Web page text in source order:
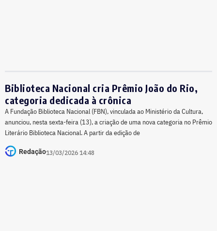
Biblioteca Nacional cria Prêmio João do Rio,
categoria dedicada à crônica
A Fundação Biblioteca Nacional (FBN), vinculada ao Ministério da Cultura,
anunciou, nesta sexta-feira (13), a criação de uma nova categoria no Prêmio
Literário Biblioteca Nacional. A partir da edição de
Redação13/03/2026 14:48